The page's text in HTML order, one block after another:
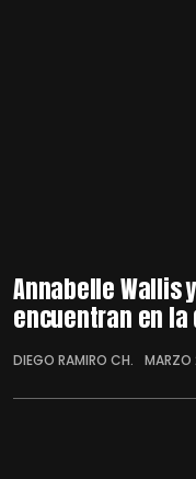
Annabelle Wallis
encuentran en
DIEGO RAMIRO CH.